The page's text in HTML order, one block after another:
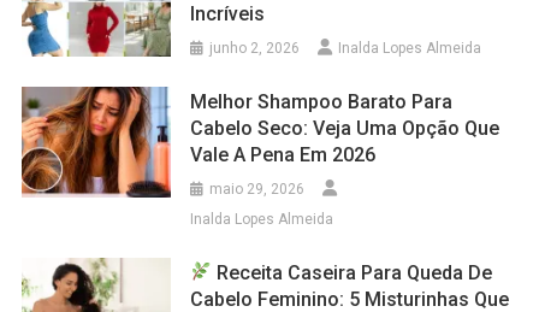
Incríveis
junho 2, 2026 Inalda Lopes Almeida
Melhor Shampoo Barato Para
Cabelo Seco: Veja Uma Opção Que
Vale A Pena Em 2026
maio 29, 2026
Inalda Lopes Almeida
Receita Caseira Para Queda De
Cabelo Feminino: 5 Misturinhas Que